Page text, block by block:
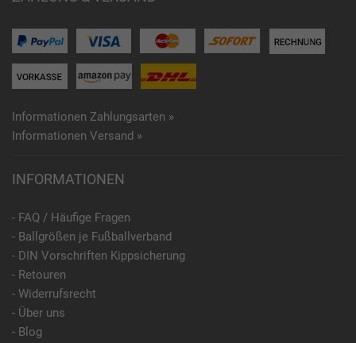
Informationen Zahlungsarten »
Informationen Versand »
INFORMATIONEN
- FAQ / Häufige Fragen
- Ballgrößen je Fußballverband
- DIN Vorschriften Kippsicherung
- Retouren
- Widerrufsrecht
- Über uns
- Blog